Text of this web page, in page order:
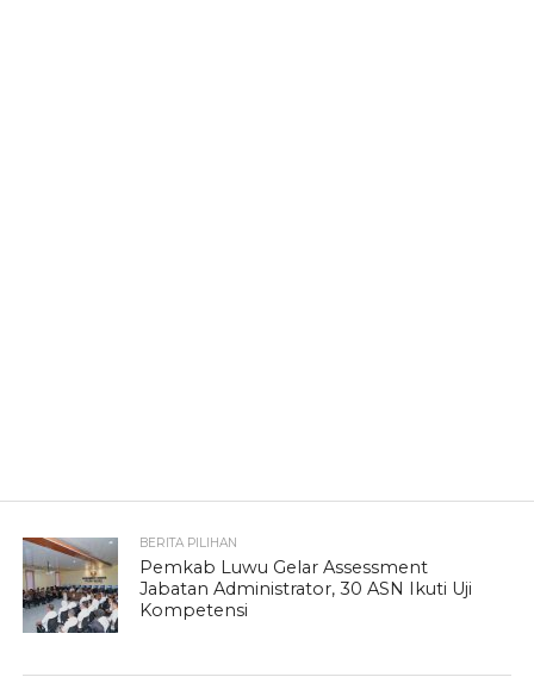
BERITA PILIHAN
Pemkab Luwu Gelar Assessment
Jabatan Administrator, 30 ASN Ikuti Uji
Kompetensi